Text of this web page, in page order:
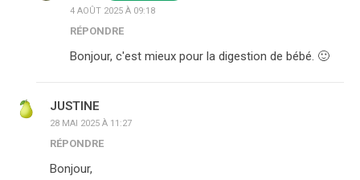
4 AOÛT 2025 À 09:18
RÉPONDRE
Bonjour, c'est mieux pour la digestion de bébé. 🙂
JUSTINE
28 MAI 2025 À 11:27
RÉPONDRE
Bonjour,